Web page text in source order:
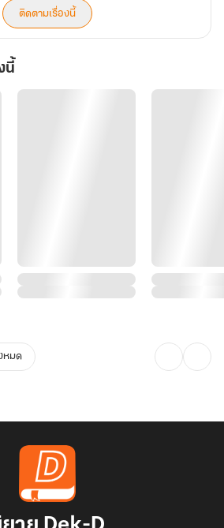
ติดตามเรื่องนี้
นี้
หมด